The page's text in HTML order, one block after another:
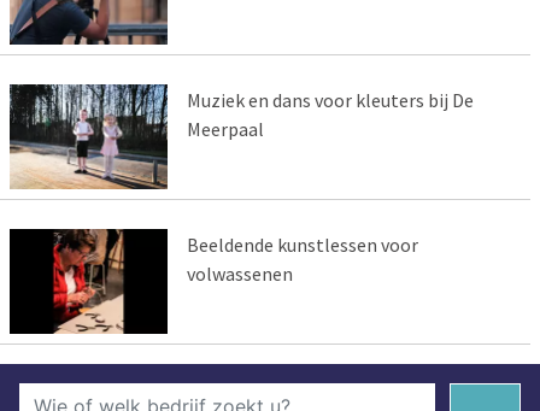
Muziek en dans voor kleuters bij De
Meerpaal
Beeldende kunstlessen voor
volwassenen